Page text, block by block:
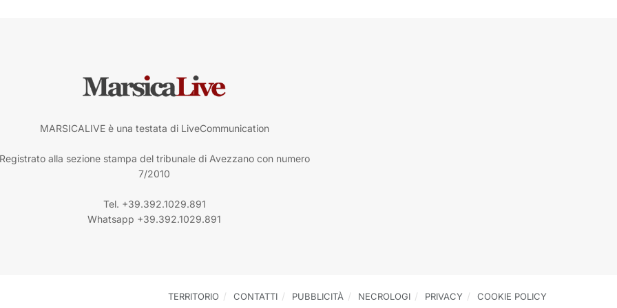
MARSICALIVE è una testata di LiveCommunication
Registrato alla sezione stampa del tribunale di Avezzano con numero
7/2010
Tel. +39.392.1029.891
Whatsapp +39.392.1029.891
TERRITORIO CONTATTI PUBBLICITÀ NECROLOGI PRIVACY COOKIE POLICY